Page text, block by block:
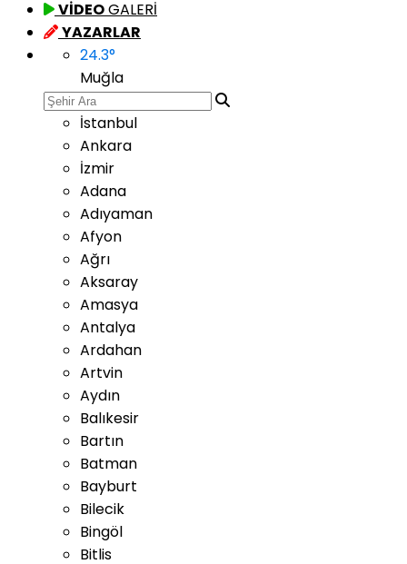
VİDEOGALERİ
YAZARLAR
24.3°
Muğla
İstanbul
Ankara
İzmir
Adana
Adıyaman
Afyon
Ağrı
Aksaray
Amasya
Antalya
Ardahan
Artvin
Aydın
Balıkesir
Bartın
Batman
Bayburt
Bilecik
Bingöl
Bitlis